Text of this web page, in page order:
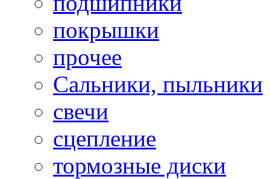
покрышки
прочее
Сальники, пыльники
свечи
сцепление
тормозные диски